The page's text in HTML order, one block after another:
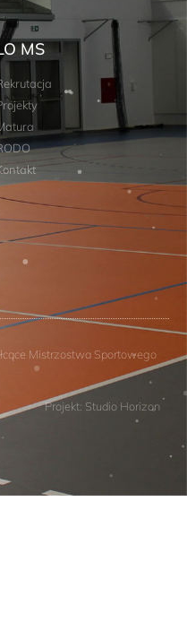
MS
Mistrzostwa Sportowego
Projekt: Studio Horizon